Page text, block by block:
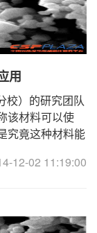
用
校）的研究团队
该材料可以使
究竟这种材料能
12-02 11:19:00